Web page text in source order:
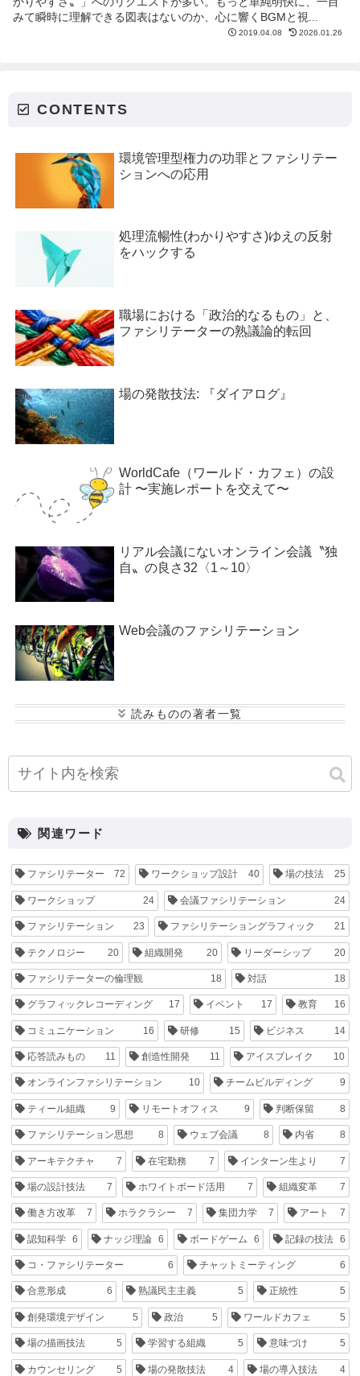
みて瞬時に理解できる図表はないのか、心に響くBGMと視...
2019.04.08 2026.01.26
CONTENTS
環境管理型権力の功罪とファシリテー
ションへの応用
処理流暢性(わかりやすさ)ゆえの反射
をハックする
職場における「政治的なるもの」と、
ファシリテーターの熟議論的転回
場の発散技法: 『ダイアログ』
WorldCafe（ワールド・カフェ）の設
計 〜実施レポートを交えて〜
リアル会議にないオンライン会議〝独
自〟の良さ32〈1～10〉
Web会議のファシリテーション
介
松本 悠平
関連ワード
ファシリテーター 72 ワークショップ設計 40 場の技法 25
ワークショップ 24 会議ファシリテーション 24
ファシリテーション 23 ファシリテーショングラフィック 21
テクノロジー 20 組織開発 20 リーダーシップ 20
ファシリテーターの倫理観 18 対話 18
グラフィックレコーディング 17 イベント 17 教育 16
コミュニケーション 16 研修 15 ビジネス 14
応答読みもの 11 創造性開発 11 アイスブレイク 10
オンラインファシリテーション 10 チームビルディング 9
ティール組織 9 リモートオフィス 9 判断保留 8
ファシリテーション思想 8 ウェブ会議 8 内省 8
アーキテクチャ 7 在宅勤務 7 インターン生より 7
場の設計技法 7 ホワイトボード活用 7 組織変革 7
働き方改革 7 ホラクラシー 7 集団力学 7 アート 7
認知科学 6 ナッジ理論 6 ボードゲーム 6 記録の技法 6
コ・ファシリテーター 6 チャットミーティング 6
合意形成 6 熟議民主主義 5 正統性 5
創発環境デザイン 5 政治 5 ワールドカフェ 5
場の描画技法 5 学習する組織 5 意味づけ 5
カウンセリング 5 場の発散技法 4 場の導入技法 4